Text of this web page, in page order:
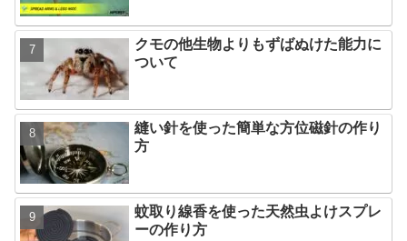
クモの他生物よりもずばぬけた能力に
ついて
縫い針を使った簡単な方位磁針の作り
方
蚊取り線香を使った天然虫よけスプレ
ーの作り方